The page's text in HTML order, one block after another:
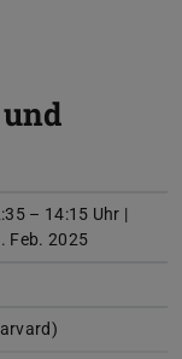
– 14:15 Uhr |
Feb. 2025